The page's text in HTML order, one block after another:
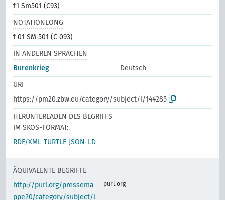
f1 Sm501 (C93)
NOTATIONLONG
f 01 SM 501 (C 093)
IN ANDEREN SPRACHEN
Burenkrieg
Deutsch
URI
https://pm20.zbw.eu/category/subject/i/144285
HERUNTERLADEN DES BEGRIFFS
IM SKOS-FORMAT:
RDF/XML TURTLE JSON-LD
ÄQUIVALENTE BEGRIFFE
http://purl.org/pressema
ppe20/category/subject/i
purl.org